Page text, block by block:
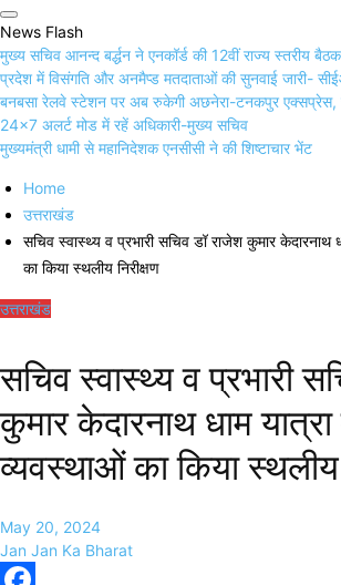
News Flash
मुख्य सचिव आनन्द बर्द्धन ने एनकॉर्ड की 12वीं राज्य स्तरीय
प्रदेश में विसंगति और अनमैप्ड मतदाताओं की सुनवाई जारी-
बनबसा रेलवे स्टेशन पर अब रुकेगी अछनेरा-टनकपुर एक्सप्रेस,
24×7 अलर्ट मोड में रहें अधिकारी-मुख्य सचिव
मुख्यमंत्री धामी से महानिदेशक एनसीसी ने की शिष्टाचार भेंट
Home
उत्तराखंड
सचिव स्वास्थ्य व प्रभारी सचिव डॉ राजेश कुमार केदारनाथ
का किया स्थलीय निरीक्षण
उत्तराखंड
सचिव स्वास्थ्य व प्रभारी
कुमार केदारनाथ धाम यात्रा
व्यवस्थाओं का किया स्थलीय
May 20, 2024
Jan Jan Ka Bharat